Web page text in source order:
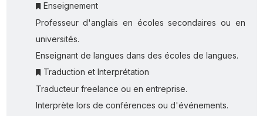
Enseignement
Professeur d'anglais en écoles secondaires ou en
universités.
Enseignant de langues dans des écoles de langues.
Traduction et Interprétation
Traducteur freelance ou en entreprise.
Interprète lors de conférences ou d'événements.